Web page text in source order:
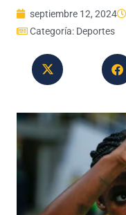
septiembre 12, 2024
Categoría: Deportes